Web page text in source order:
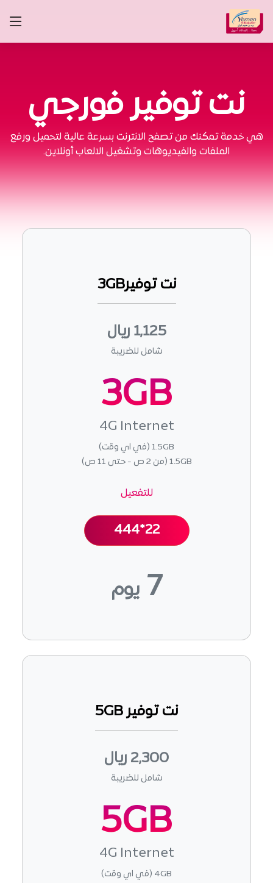
نت توفير فورجي
هي خدمة تمكنك من تصفح الانترنت بسرعة عالية لتحميل ورفع
الملفات والفيديوهات وتشغيل الالعاب أونلاين.
نت توفير3GB
1,125 ريال
شامل للضريبة
3GB
4G Internet
1.5GB (في اي وقت)
1.5GB (من 2 ص - حتى 11 ص)
للتفعيل
444*22
7 يوم
نت توفير 5GB
2,300 ريال
شامل للضريبة
5GB
4G Internet
4GB (في اي وقت)